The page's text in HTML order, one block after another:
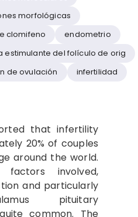
morfológicas
clomifeno
endometrio
estimulante del folículo de orig
de ovulación
infertilidad
that infertility
20% of couples
around the world.
factors involved,
and particularly
pituitary
common. The